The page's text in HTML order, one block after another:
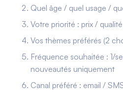
Quel âge / quel usage /
Votre priorité : prix /
Vos thèmes préférés (2
Fréquence souhaitée : 1/
nouveautés uniquement
Canal préféré : email /